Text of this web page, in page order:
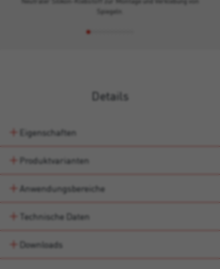
Spiegeln.
Details
Eigenschaften
Produktvarianten
Anwendungsbereiche
Technische Daten
Downloads